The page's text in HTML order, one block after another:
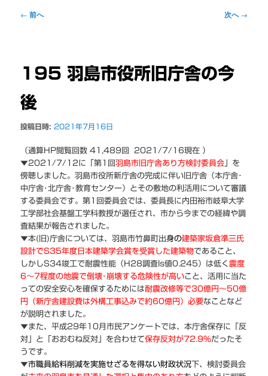
投
ョ
← 前へ 次へ→
195 羽島市役所旧庁舎の今
後
投稿日時: 2021年7月16日
（通算HP閲覧回数 41,489回 2021/7/16現在 ）
▼2021/7/12に「第1回羽島市旧庁舎あり方検討委員会 」を
傍聴しました。羽島市役所新庁舎の完成に伴い旧庁舎（本庁舎･
中庁舎･北庁舎･教育センター）とその敷地の利活用について審議
する委員会です。第1回委員会では、委員長に内田裕市岐阜大学
工学部社会基盤工学科教授が選任され、市から今までの経緯や調
査結果が報告されました。
▼本(旧)庁舎については、羽島市竹鼻町出身の建築家坂倉準三氏
設計でS35年度日本建築学会賞を受賞した建築物であること、
しかしS34竣工で耐震性能（H28調査Is値0.245）は低く震度
6～7程度の地震で倒壊･崩壊する危険性が高いこと、活用に当た
っての安全安心を確保するためには耐震改修等で30億円～50億
円（新庁舎建設費は外構工事込みで約60億円）必要なことなど
が説明されました。
▼また、平成29年10月市民アンケートでは、本庁舎保存に「反
対」と「おおむね反対」を合わせて保存反対が72.9％だったそ
うです。
▼市職員給料削減を実施せざるを得ない財政状況 下、検討委員会